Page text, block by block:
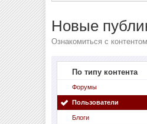
Новые
Ознакомиться с
По типу контента
Форумы
Пользователи
Блоги